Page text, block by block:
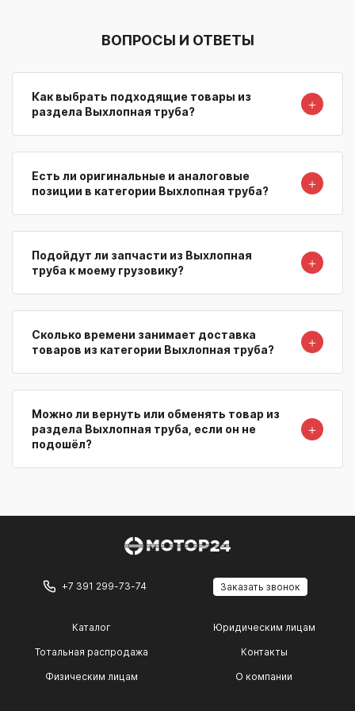
ВОПРОСЫ И ОТВЕТЫ
Как выбрать подходящие товары из
раздела Выхлопная труба?
＋
Есть ли оригинальные и аналоговые
позиции в категории Выхлопная труба?
＋
Подойдут ли запчасти из Выхлопная
труба к моему грузовику?
＋
Сколько времени занимает доставка
товаров из категории Выхлопная труба?
＋
Можно ли вернуть или обменять товар из
раздела Выхлопная труба, если он не
подошёл?
＋
+7 391 299-73-74 Заказать звонок
Каталог
Тотальная распродажа
Физическим лицам
Юридическим лицам
Контакты
О компании